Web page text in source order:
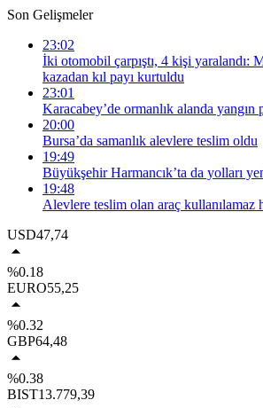
Son Gelişmeler
23:02
İki otomobil çarpıştı, 4 kişi yaralandı:
kazadan kıl payı kurtuldu
23:01
Karacabey’de ormanlık alanda yangın
20:00
Bursa’da samanlık alevlere teslim oldu
19:49
Büyükşehir Harmancık’ta da yolları
19:48
Alevlere teslim olan araç kullanılamaz
USD47,74
%0.18
EURO55,25
%0.32
GBP64,48
%0.38
BIST13.779,39